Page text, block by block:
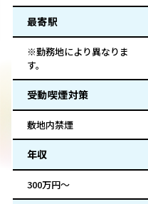
最寄駅
※勤務地により異なりま
す。
受動喫煙対策
敷地内禁煙
年収
300万円～